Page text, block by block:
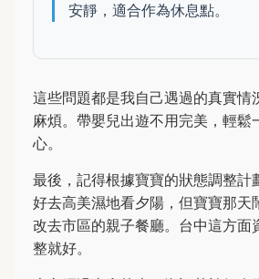
安靜，適合作為休息點。
這些問題都是我自己遇過的真實情
麻煩。帶嬰兒出遊不用完美，輕鬆
心。
最後，記得根據寶寶的狀態調整計
好去高美濕地看夕陽，但寶寶那天
改去市區的親子餐廳。台中這方面
整就好。